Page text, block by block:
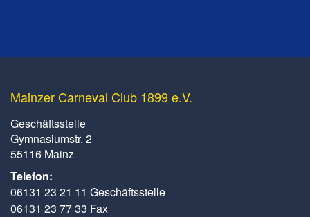
Mainzer Carneval Club 1899 e.V.
Geschäftsstelle
Gymnasiumstr. 2
55116 Mainz
Telefon:
06131 23 21 11 Geschäftsstelle
06131 23 77 33 Fax